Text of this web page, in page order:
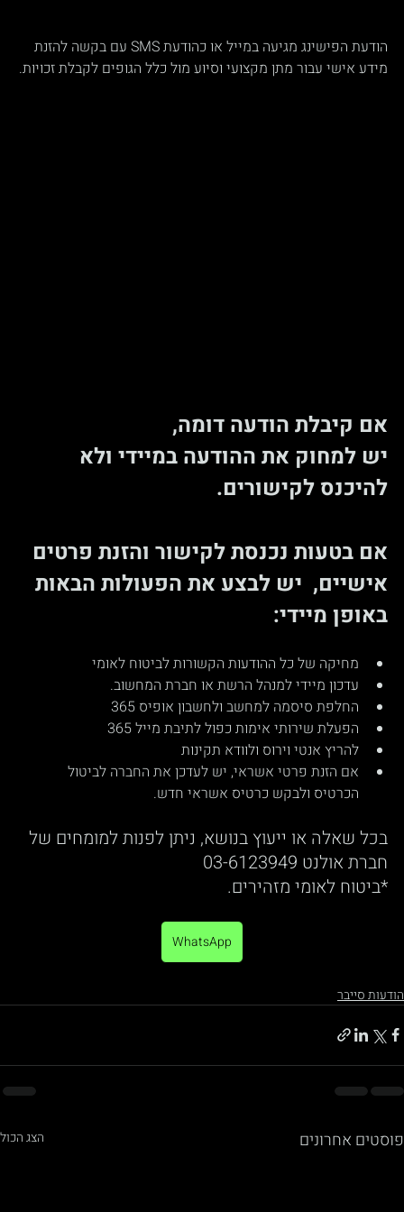
הודעת הפישינג מגיעה במייל או כהודעת SMS עם בקשה להזנת
מידע אישי עבור מתן מקצועי וסיוע מול כלל הגופים לקבלת זכויות.
אם קיבלת הודעה דומה,
יש למחוק את ההודעה במיידי ולא
להיכנס לקישורים.
אם בטעות נכנסת לקישור והזנת פרטים
אישיים,  יש לבצע את הפעולות הבאות
באופן מיידי:
מחיקה של כל ההודעות הקשורות לביטוח לאומי
עדכון מיידי למנהל הרשת או חברת המחשוב.
החלפת סיסמה למחשב ולחשבון אופיס 365
הפעלת שירותי אימות כפול לתיבת מייל 365
להריץ אנטי וירוס ולוודא תקינות
אם הזנת פרטי אשראי, יש לעדכן את החברה לביטול
הכרטיס ולבקש כרטיס אשראי חדש.
בכל שאלה או ייעוץ בנושא, ניתן לפנות למומחים של
חברת אולנט 03-6123949
*ביטוח לאומי מזהירים.
WhatsApp
הודעות סייבר
פוסטים אחרונים הצג הכול